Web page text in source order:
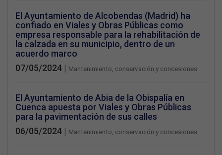
El Ayuntamiento de Alcobendas (Madrid) ha
confiado en Viales y Obras Públicas como
empresa responsable para la rehabilitación de
la calzada en su municipio, dentro de un
acuerdo marco
07/05/2024 | Mantenimiento, conservación y concesiones
El Ayuntamiento de Abia de la Obispalía en
Cuenca apuesta por Viales y Obras Públicas
para la pavimentación de sus calles
06/05/2024 | Mantenimiento, conservación y concesiones